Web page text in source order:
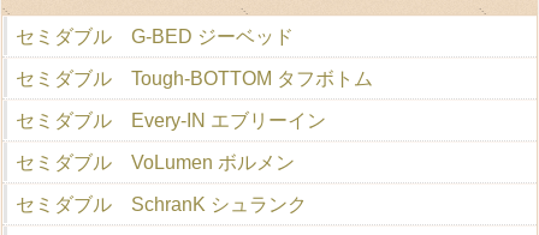
セミダブル G-BED ジーベッド
セミダブル Tough-BOTTOM タフボトム
セミダブル Every-IN エブリーイン
セミダブル VoLumen ボルメン
セミダブル SchranK シュランク